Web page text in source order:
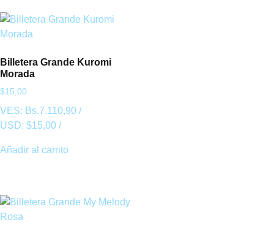
Billetera Grande Kuromi
Morada
$15,00
VES: Bs.7.110,90 /
USD: $15,00 /
Añadir al carrito